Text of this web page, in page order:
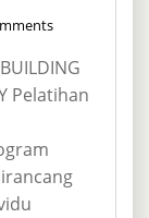
Pelatihan